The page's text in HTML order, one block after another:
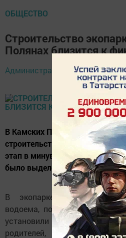
ОБЩЕСТВО
Строительство
Полянах близится к
Администратор,
30 сентября
11:49
В Камских Полянах близится
строительство второй
этап в минувшем году из
было выделено 10 млн. рублей.
В экопарке заложили
водоема, построили здание
установили детскую
родителей, выложили